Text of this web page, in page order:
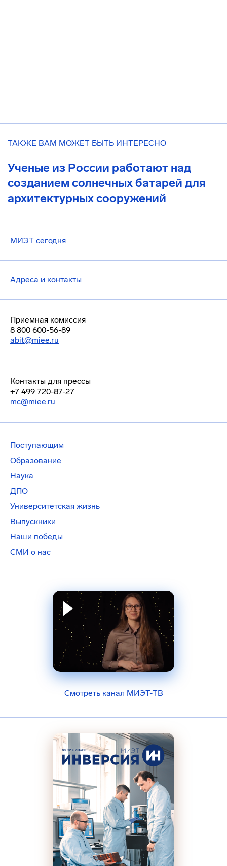
ТАКЖЕ ВАМ МОЖЕТ БЫТЬ ИНТЕРЕСНО
Ученые из России работают над
созданием солнечных батарей для
архитектурных сооружений
МИЭТ сегодня
Адреса и контакты
Приемная комиссия
8 800 600-56-89
abit@miee.ru
Контакты для прессы
+7 499 720-87-27
mc@miee.ru
Поступающим
Образование
Наука
ДПО
Университетская жизнь
Выпускники
Наши победы
СМИ о нас
Смотреть канал МИЭТ-ТВ